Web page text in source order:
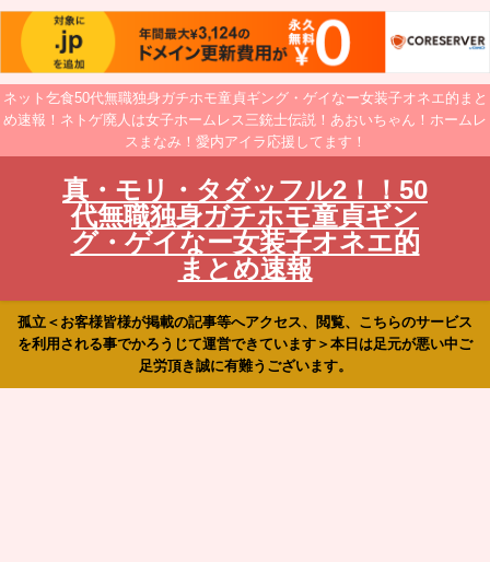
ネット乞食50代無職独身ガチホモ童貞ギング・ゲイなー女装子オネエ的まと
め速報！ネトゲ廃人は女子ホームレス三銃士伝説！あおいちゃん！ホームレ
スまなみ！愛内アイラ応援してます！
真・モリ・タダッフル2！！50
代無職独身ガチホモ童貞ギン
グ・ゲイなー女装子オネエ的
まとめ速報
孤立＜お客様皆様が掲載の記事等へアクセス、閲覧、こちらのサービス
を利用される事でかろうじて運営できています＞本日は足元が悪い中ご
足労頂き誠に有難うございます。